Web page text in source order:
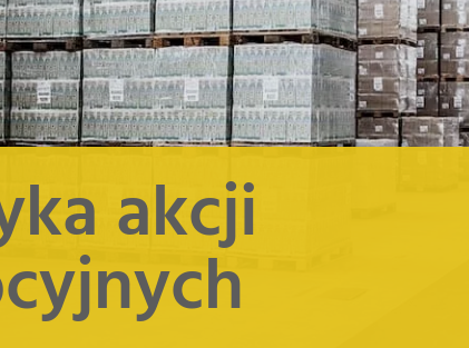
akcji